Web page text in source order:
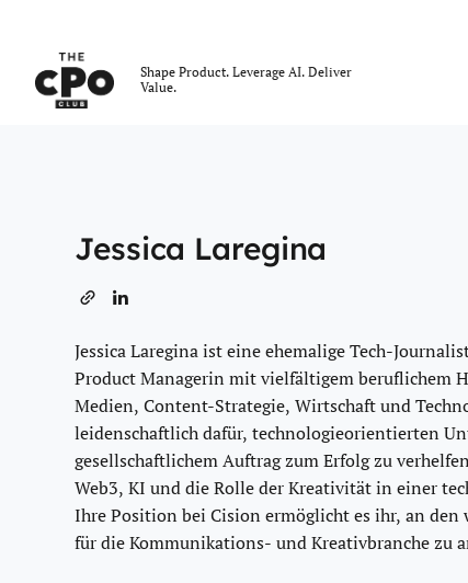
Shape Product. Leverage AI. Deliver
Value.
Jessica Laregina
Jessica Laregina ist eine ehemalige Tech-
Product Managerin mit vielfältigem beruflichem
Medien, Content-Strategie, Wirtschaft und
leidenschaftlich dafür, technologieorientierten
gesellschaftlichem Auftrag zum Erfolg zu
Web3, KI und die Rolle der Kreativität in einer
Ihre Position bei Cision ermöglicht es ihr, an den
für die Kommunikations- und Kreativbranche zu